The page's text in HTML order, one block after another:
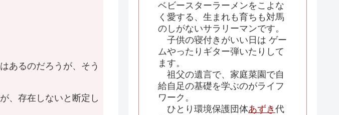
あるのだろうが、そう
、存在しないと断定し
ベビースターラーメンをこよな
く愛する、生まれも育ちも対馬
のしがないサラリーマンです。
子供の寝付きがいい日は ゲー
ムやったりギター弾いたりして
ます。
祖父の遺言で、家庭菜園で自
給自足の基礎を学ぶのがライフ
ワーク。
ひとり環境保護団体あずき 代